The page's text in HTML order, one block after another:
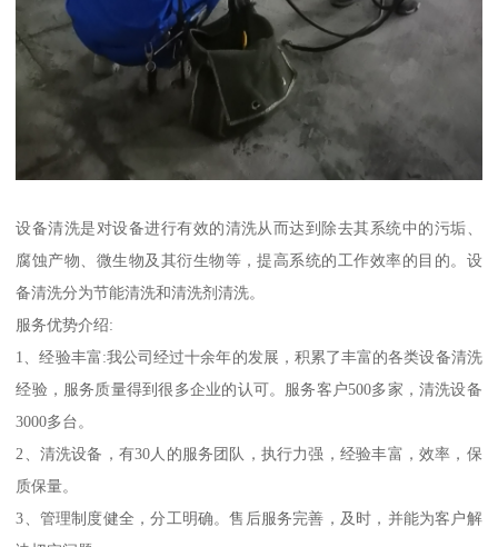
设备清洗是对设备进行有效的清洗从而达到除去其系统中的污垢、
腐蚀产物、微生物及其衍生物等，提高系统的工作效率的目的。设
备清洗分为节能清洗和清洗剂清洗。
服务优势介绍:
1、经验丰富:我公司经过十余年的发展，积累了丰富的各类设备清洗
经验，服务质量得到很多企业的认可。服务客户500多家，清洗设备
3000多台。
2、清洗设备，有30人的服务团队，执行力强，经验丰富，效率，保
质保量。
3、管理制度健全，分工明确。售后服务完善，及时，并能为客户解